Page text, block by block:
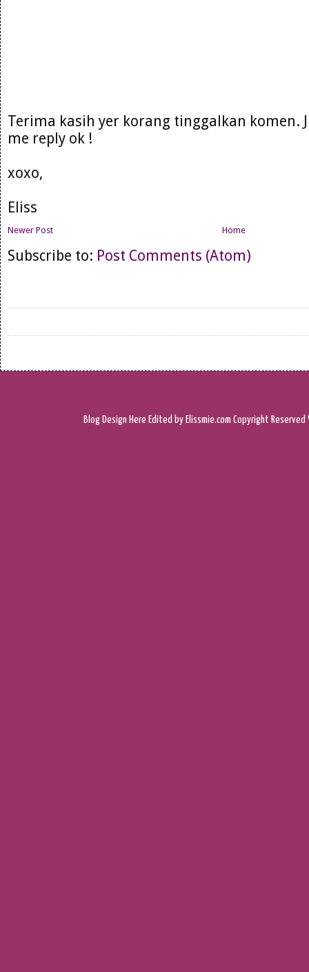
Terima kasih yer korang tinggalkan komen.
me reply ok !
xoxo,
Eliss
Newer Post Home
Subscribe to: Post Comments (Atom)
Blog Design Here Edited by Elissmie.com Copyright Reserved